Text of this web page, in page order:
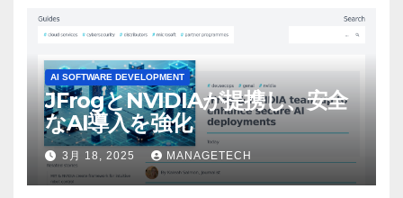
AI SOFTWARE DEVELOPMENT
JFrogとNVIDIAが提携し、安全
なAI導入を強化
3月 18, 2025 MANAGETECH